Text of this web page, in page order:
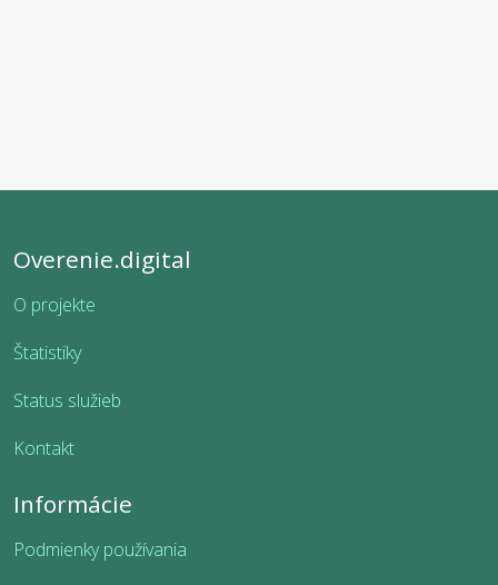
Overenie.digital
O projekte
Štatistiky
Status služieb
Kontakt
Informácie
Podmienky používania